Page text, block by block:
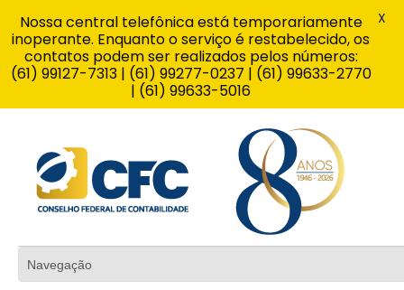
Nossa central telefônica está temporariamente
inoperante. Enquanto o serviço é restabelecido, os
contatos podem ser realizados pelos números:
(61) 99127-7313 | (61) 99277-0237 | (61) 99633-2770
| (61) 99633-5016
X